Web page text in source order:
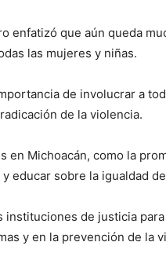
enfatizó que aún queda
las mujeres y niñas.
de involucrar a
de la violencia.
en Michoacán, como la
educar sobre la igualdad
instituciones de justicia
y en la prevención de la